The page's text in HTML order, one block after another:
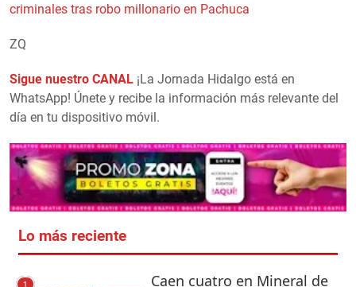
criminales tras robo millonario en Pachuca
ZQ
Sigue nuestro CANAL ¡La Jornada Hidalgo está en
WhatsApp! Únete y recibe la información más relevante del
día en tu dispositivo móvil.
Lo más reciente
1
Caen cuatro en Mineral de